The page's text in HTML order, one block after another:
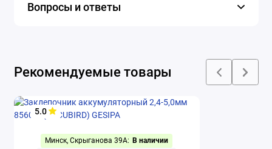
Вопросы и ответы
Рекомендуемые товары
5.0
Минск, Скрыганова 39А: В наличии